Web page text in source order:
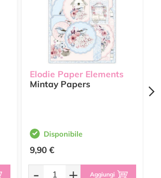
Elodie Paper Elements
Mintay Papers
Disponibile
9,90 €
- + Aggiungi